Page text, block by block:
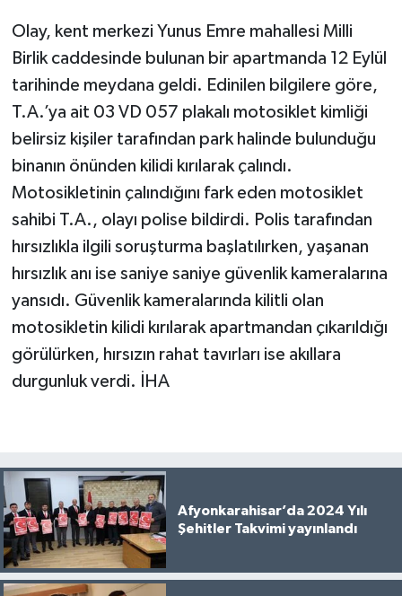
Olay, kent merkezi Yunus Emre mahallesi Milli
Birlik caddesinde bulunan bir apartmanda 12 Eylül
tarihinde meydana geldi. Edinilen bilgilere göre,
T.A.’ya ait 03 VD 057 plakalı motosiklet kimliği
belirsiz kişiler tarafından park halinde bulunduğu
binanın önünden kilidi kırılarak çalındı.
Motosikletinin çalındığını fark eden motosiklet
sahibi T.A., olayı polise bildirdi. Polis tarafından
hırsızlıkla ilgili soruşturma başlatılırken, yaşanan
hırsızlık anı ise saniye saniye güvenlik kameralarına
yansıdı. Güvenlik kameralarında kilitli olan
motosikletin kilidi kırılarak apartmandan çıkarıldığı
görülürken, hırsızın rahat tavırları ise akıllara
durgunluk verdi. İHA
Afyonkarahisar’da 2024 Yılı
Şehitler Takvimi yayınlandı